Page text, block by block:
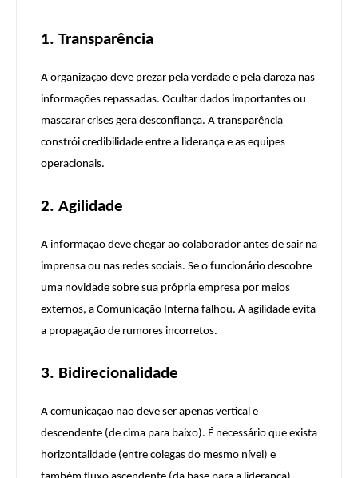
1. Transparência
A organização deve prezar pela verdade e pela clareza nas
informações repassadas. Ocultar dados importantes ou
mascarar crises gera desconfiança. A transparência
constrói credibilidade entre a liderança e as equipes
operacionais.
2. Agilidade
A informação deve chegar ao colaborador antes de sair na
imprensa ou nas redes sociais. Se o funcionário descobre
uma novidade sobre sua própria empresa por meios
externos, a Comunicação Interna falhou. A agilidade evita
a propagação de rumores incorretos.
3. Bidirecionalidade
A comunicação não deve ser apenas vertical e
descendente (de cima para baixo). É necessário que exista
horizontalidade (entre colegas do mesmo nível) e